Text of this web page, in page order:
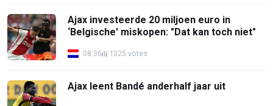
Ajax investeerde 20 miljoen euro in
‘Belgische' miskopen: "Dat kan toch niet"
08:36 1325 votes
Ajax leent Bandé anderhalf jaar uit